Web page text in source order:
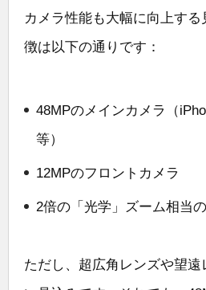
カメラ性能も大幅に向上す
徴は以下の通りです：
48MPのメインカメラ（
等）
12MPのフロントカメラ
2倍の「光学」ズーム相当
ただし、超広角レンズや望